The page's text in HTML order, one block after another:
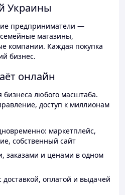
Украины
предприниматели —
магазины,
компании. Каждая покупка
бизнес.
онлайн
любого масштаба.
доступ к миллионам
маркетплейс,
собственный сайт
заказами и ценами в одном
доставкой, оплатой и выдачей